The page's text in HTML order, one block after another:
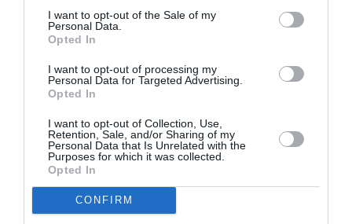
I want to opt-out of the Sale of my
Personal Data.
Opted In
I want to opt-out of processing my
Personal Data for Targeted Advertising.
Opted In
I want to opt-out of Collection, Use,
Retention, Sale, and/or Sharing of my
Personal Data that Is Unrelated with the
Purposes for which it was collected.
Opted In
CONFIRM
que j’avais eu la chance de prendre lors d’un retour de
Colombo.
CecildeMille a commenté :
25 septembre 2024 - 12 h
21 min
Un jour, il faudra faire le compte de ce que les sanctions et
contre-sanctions ont coûté à l’économie allemande. Les
pertes sont assez colossales. C’est un peu vrai pour tous les
pays de l’UE,(cf deux articles économiques du Monde